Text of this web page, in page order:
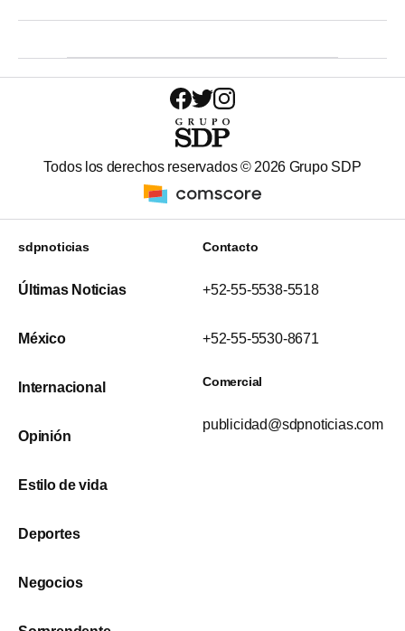
Todos los derechos reservados © 2026 Grupo SDP
sdpnoticias
Últimas Noticias
México
Internacional
Opinión
Estilo de vida
Deportes
Negocios
Contacto
+52-55-5538-5518
+52-55-5530-8671
Comercial
publicidad@sdpnoticias.com